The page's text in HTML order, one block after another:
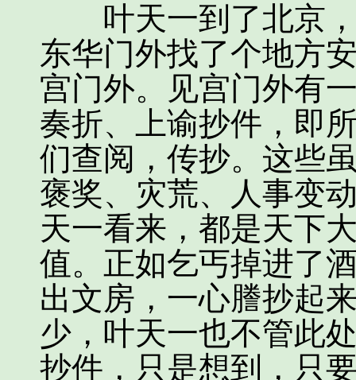
叶天一到了北京，
东华门外找了个地方
宫门外。见宫门外有
奏折、上谕抄件，即
们查阅，传抄。这些
褒奖、灾荒、人事变
天一看来，都是天下
值。正如乞丐掉进了
出文房，一心謄抄起
少，叶天一也不管此
抄件，只是想到，只